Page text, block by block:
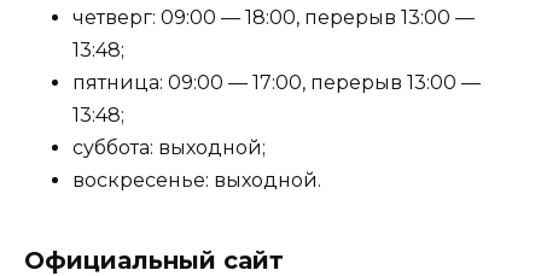
четверг: 09:00 — 18:00, перерыв 13:00 —
13:48;
пятница: 09:00 — 17:00, перерыв 13:00 —
13:48;
суббота: выходной;
воскресенье: выходной.
Официальный сайт